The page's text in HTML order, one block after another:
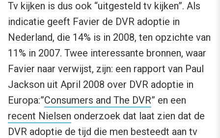
Tv kijken is dus ook “uitgesteld tv kijken”. Als
indicatie geeft Favier de DVR adoptie in
Nederland, die 14% is in 2008, ten opzichte van
11% in 2007. Twee interessante bronnen, waar
Favier naar verwijst, zijn: een rapport van Paul
Jackson uit April 2008 over DVR adoptie in
Europa:”Consumers and The DVR” en een
recent Nielsen onderzoek dat laat zien dat de
DVR adoptie de tijd die men besteedt aan tv